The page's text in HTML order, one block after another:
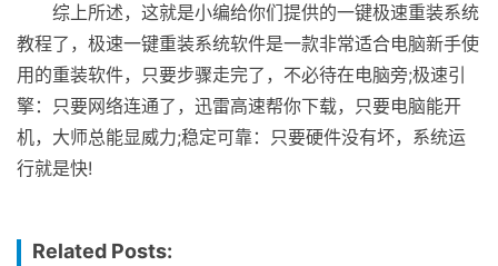
综上所述，这就是小编给你们提供的一键极速重装系统
教程了，极速一键重装系统软件是一款非常适合电脑新手使
用的重装软件，只要步骤走完了，不必待在电脑旁;极速引
擎：只要网络连通了，迅雷高速帮你下载，只要电脑能开
机，大师总能显威力;稳定可靠：只要硬件没有坏，系统运
行就是快!
Related Posts: